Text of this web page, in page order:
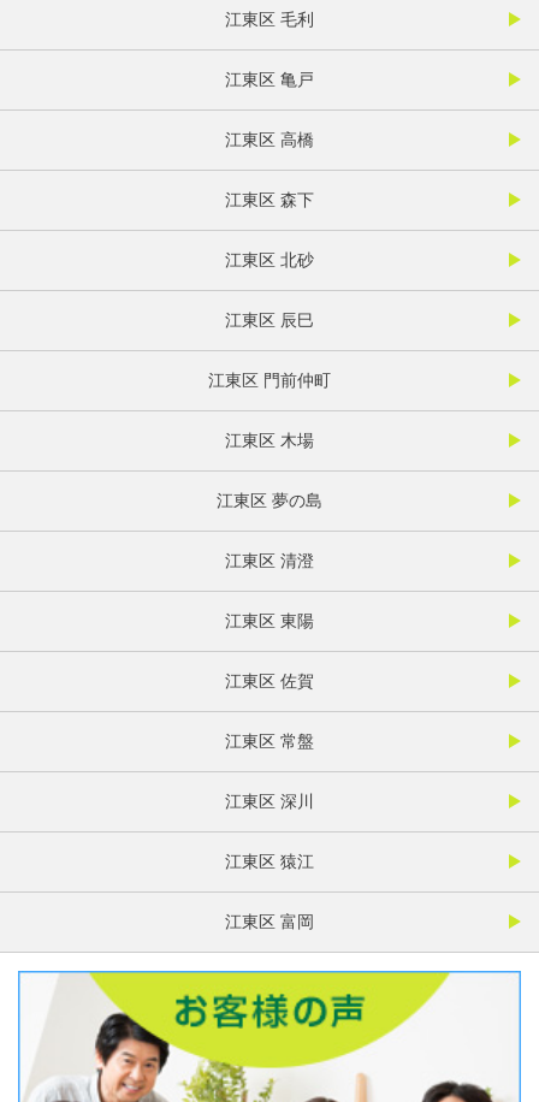
江東区 毛利
江東区 亀戸
江東区 高橋
江東区 森下
江東区 北砂
江東区 辰巳
江東区 門前仲町
江東区 木場
江東区 夢の島
江東区 清澄
江東区 東陽
江東区 佐賀
江東区 常盤
江東区 深川
江東区 猿江
江東区 富岡